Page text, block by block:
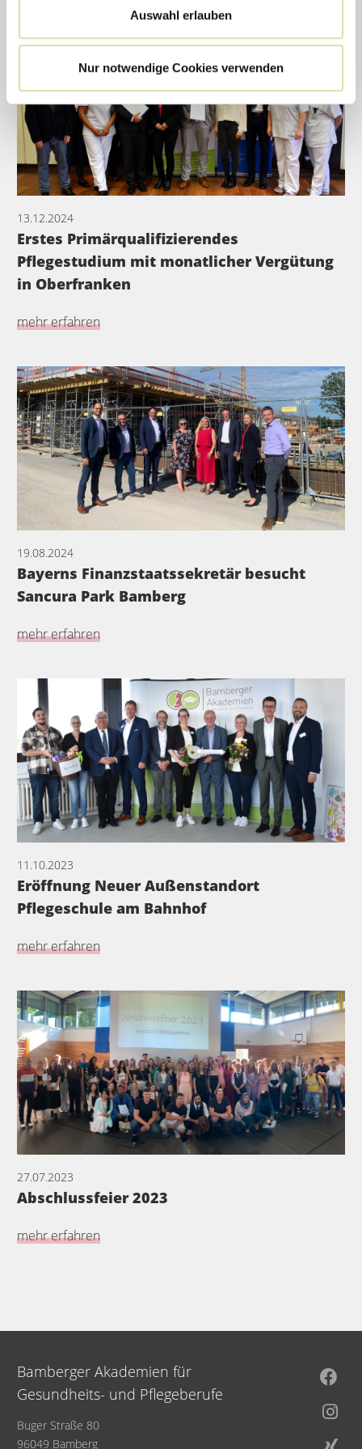
Auswahl erlauben
Nur notwendige Cookies verwenden
13.12.2024
Erstes Primärqualifizierendes
Pflegestudium mit monatlicher Vergütung
in Oberfranken
mehr erfahren
19.08.2024
Bayerns Finanzstaatssekretär besucht
Sancura Park Bamberg
mehr erfahren
11.10.2023
Eröffnung Neuer Außenstandort
Pflegeschule am Bahnhof
mehr erfahren
27.07.2023
Abschlussfeier 2023
mehr erfahren
Bamberger Akademien für
Gesundheits- und Pflegeberufe
Buger Straße 80
96049 Bamberg